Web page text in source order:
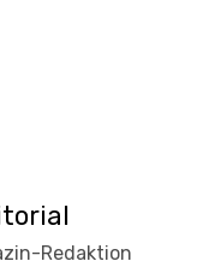
Redaktion